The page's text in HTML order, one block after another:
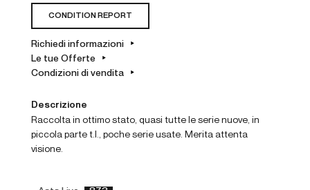
CONDITION REPORT
Richiedi informazioni
Le tue Offerte
Condizioni di vendita
Descrizione
Raccolta in ottimo stato, quasi tutte le serie nuove, in
piccola parte t.l., poche serie usate. Merita attenta
visione.